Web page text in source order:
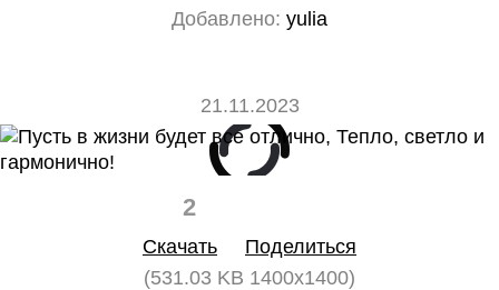
Добавлено: yulia
21.11.2023
2
Скачать
Поделиться
(531.03 KB 1400x1400)